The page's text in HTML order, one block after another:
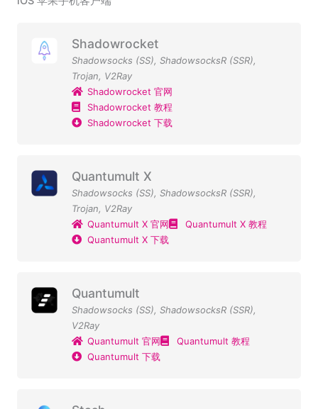
Shadowrocket
Shadowsocks (SS), ShadowsocksR (SSR),
Trojan, V2Ray
Shadowrocket 官网
Shadowrocket 教程
Shadowrocket 下载
Quantumult X
Shadowsocks (SS), ShadowsocksR (SSR),
Trojan, V2Ray
Quantumult X 官网
Quantumult X 教程
Quantumult X 下载
Quantumult
Shadowsocks (SS), ShadowsocksR (SSR),
V2Ray
Quantumult 官网
Quantumult 教程
Quantumult 下载